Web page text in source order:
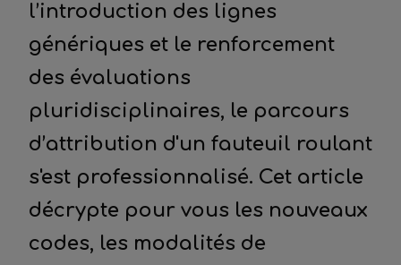
l’introduction des lignes
génériques et le renforcement
des évaluations
pluridisciplinaires, le parcours
d’attribution d'un fauteuil roulant
s'est professionnalisé. Cet article
décrypte pour vous les nouveaux
codes, les modalités de